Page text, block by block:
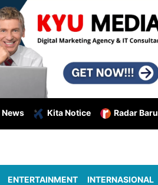
Kita Notice Radar Baru
ENTERTAINMENT INTERNASIONAL